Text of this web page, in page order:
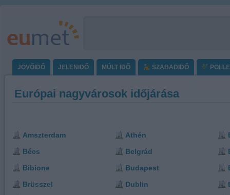
JÖVŐIDŐ JELENIDŐ MÚLT IDŐ SZABADIDŐ
Európai nagyvárosok időjárása
Amszterdam Athén
Bécs
Belgrád
Bibione
Budapest
Brüsszel
Dublin